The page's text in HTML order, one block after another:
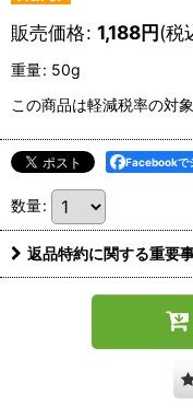
販売価格: 1,188円(税
重量: 50g
この商品は軽減税率の対象
Facebookで
数量:
返品特約に関する重要